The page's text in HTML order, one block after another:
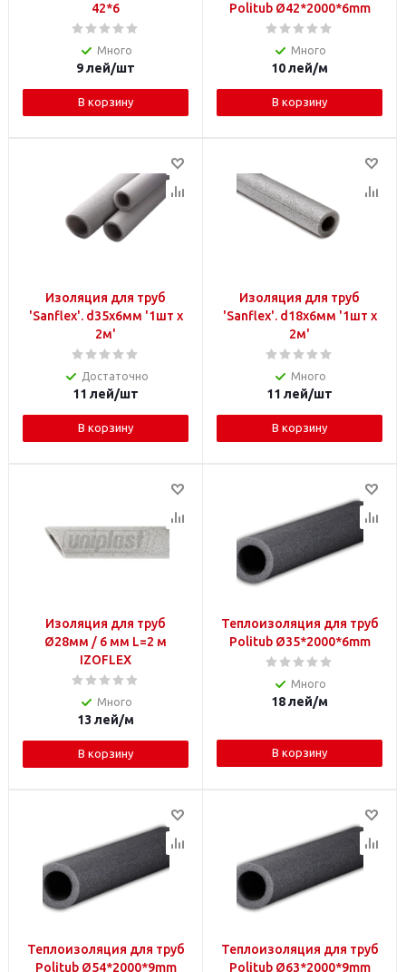
42*6
Много
9лей/шт
В корзину
Politub Ø42*2000*6mm
Много
10лей/м
В корзину
Изоляция для труб
'Sanfleх'. d35х6мм '1шт x
2м'
Достаточно
11 лей/шт
В корзину
Изоляция для труб
'Sanfleх'. d18х6мм '1шт x
2м'
Много
11 лей/шт
В корзину
Изоляция для труб
Ø28мм / 6 мм L=2 м
IZOFLEX
Много
13 лей/м
В корзину
Теплоизоляция для труб
Politub Ø35*2000*6mm
Много
18лей/м
В корзину
Теплоизоляция для труб
Politub Ø54*2000*9mm
Теплоизоляция для труб
Politub Ø63*2000*9mm